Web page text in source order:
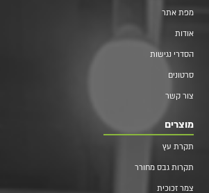
מפת אתר
אודות
הסדרי נגישות
סרטונים
צור קשר
מוצרים
תקרת עץ
תקרות גבס מחורר
צמר זכוכית